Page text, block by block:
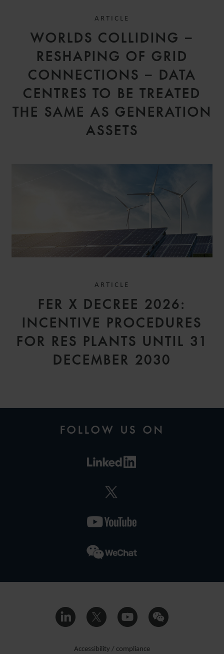
ARTICLE
WORLDS COLLIDING –
RESHAPING OF GRID
CONNECTIONS – DATA
CENTRES TO BE TREATED
THE SAME AS GENERATION
ASSETS
ARTICLE
FER X DECREE 2026:
INCENTIVE PROCEDURES
FOR RES PLANTS UNTIL 31
DECEMBER 2030
FOLLOW US ON
Accessibility / compliance